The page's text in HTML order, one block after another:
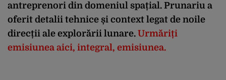
antreprenori din domeniul spațial. Prunariu a
oferit detalii tehnice și context legat de noile
direcții ale explorării lunare. Urmăriți
emisiunea aici, integral, emisiunea.